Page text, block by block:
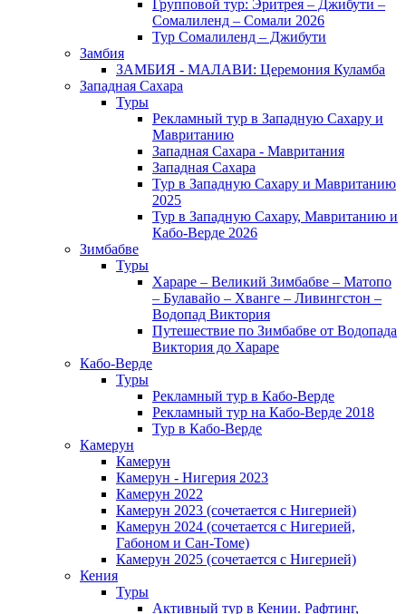
Групповой тур: Эритрея – Джибути –
Сомалиленд – Сомали 2026
Тур Cомалиленд – Джибути
Замбия
ЗАМБИЯ - МАЛАВИ: Церемония Куламба
Западная Сахара
Туры
Рекламный тур в Западную Сахару и
Мавританию
Западная Сахара - Мавритания
Западная Сахара
Тур в Западную Сахару и Мавританию
2025
Тур в Западную Сахару, Мавританию и
Кабо-Верде 2026
Зимбабве
Туры
Хараре – Великий Зимбабве – Матопо
– Булавайо – Хванге – Ливингстон –
Водопад Виктория
Путешествие по Зимбабве от Водопада
Виктория до Хараре
Кабо-Верде
Туры
Рекламный тур в Кабо-Верде
Рекламный тур на Кабо-Верде 2018
Тур в Кабо-Верде
Камерун
Камерун
Камерун - Нигерия 2023
Камерун 2022
Камерун 2023 (сочетается с Нигерией)
Камерун 2024 (сочетается с Нигерией,
Габоном и Сан-Томе)
Камерун 2025 (сочетается с Нигерией)
Кения
Туры
Активный тур в Кении. Рафтинг,